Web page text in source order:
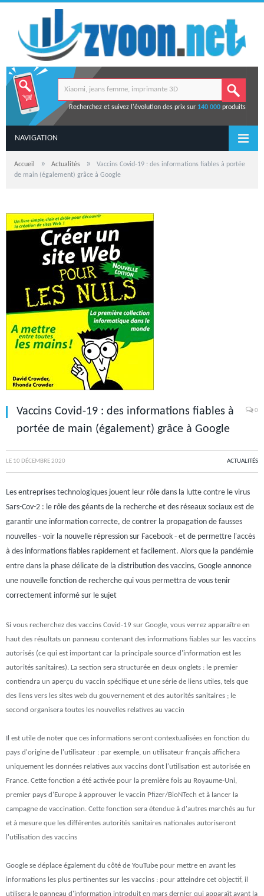
Recherchez et suivez l'évolution des prix sur 140 000produits
NAVIGATION
Accueil » Actualités »
Vaccins Covid-19 : des informations fiables à portée
de main (également) grâce à Google
Vaccins Covid-19 : des informations fiables à
portée de main (également) grâce à Google
0
LE 10 DÉCEMBRE 2020 ACTUALITÉS
Les entreprises technologiques jouent leur rôle dans la lutte contre le virus
Sars-Cov-2 : le rôle des géants de la recherche et des réseaux sociaux est de
garantir une information correcte, de contrer la propagation de fausses
nouvelles - voir la nouvelle répression sur Facebook - et de permettre l'accès
à des informations fiables rapidement et facilement. Alors que la pandémie
entre dans la phase délicate de la distribution des vaccins, Google annonce
une nouvelle fonction de recherche qui vous permettra de vous tenir
correctement informé sur le sujet
Si vous recherchez des vaccins Covid-19 sur Google, vous verrez apparaître en
haut des résultats un panneau contenant des informations fiables sur les vaccins
autorisés (ce qui est important car la principale source d'information est les
autorités sanitaires). La section sera structurée en deux onglets : le premier
contiendra un aperçu du vaccin spécifique et une série de liens utiles, tels que
des liens vers les sites web du gouvernement et des autorités sanitaires ; le
second organisera toutes les nouvelles relatives au vaccin
Il est utile de noter que ces informations seront contextualisées en fonction du
pays d'origine de l'utilisateur : par exemple, un utilisateur français affichera
uniquement les données relatives aux vaccins dont l'utilisation est autorisée en
France. Cette fonction a été activée pour la première fois au Royaume-Uni,
premier pays d'Europe à approuver le vaccin Pfizer/BioNTech et à lancer la
campagne de vaccination. Cette fonction sera étendue à d'autres marchés au fur
et à mesure que les différentes autorités sanitaires nationales autoriseront
l'utilisation des vaccins
Google se déplace également du côté de YouTube pour mettre en avant les
informations les plus pertinentes sur les vaccins : pour atteindre cet objectif, il
utilisera le panneau d'information introduit en mars dernier qui apparaît avant la